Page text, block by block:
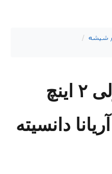
شیشه /
پشم شیشه رولی ۲ اینچ
دانسیته